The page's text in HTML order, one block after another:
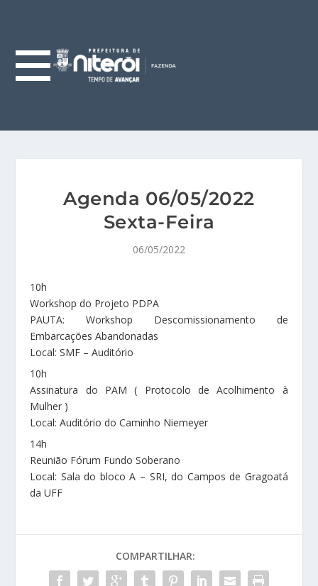
Agenda 06/05/2022
Sexta-Feira
06/05/2022
10h
Workshop do Projeto PDPA
PAUTA: Workshop Descomissionamento de
Embarcações Abandonadas
Local: SMF – Auditório
10h
Assinatura do PAM ( Protocolo de Acolhimento à
Mulher )
Local: Auditório do Caminho Niemeyer
14h
Reunião Fórum Fundo Soberano
Local: Sala do bloco A – SRI, do Campos de Gragoatá
da UFF
COMPARTILHAR: